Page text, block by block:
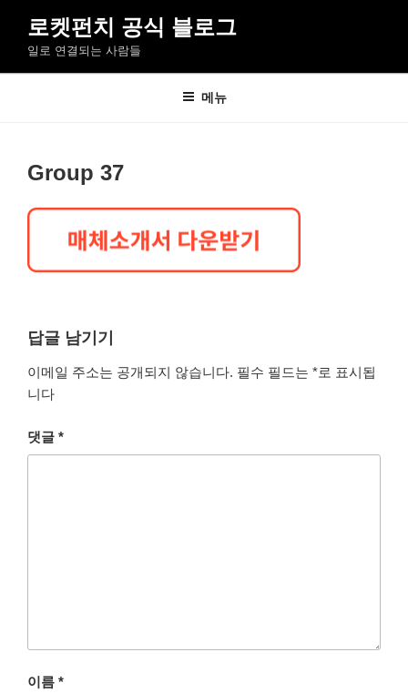
로
로켓펀치 공식 블로그
일로 연결되는 사람들
메뉴
Group 37
답글 남기기
이메일 주소는 공개되지 않습니다. 필수 필드는 *로 표시됩
니다
댓글 *
이름 *